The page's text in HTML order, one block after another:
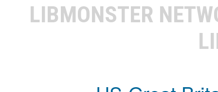
LIBMONSTER